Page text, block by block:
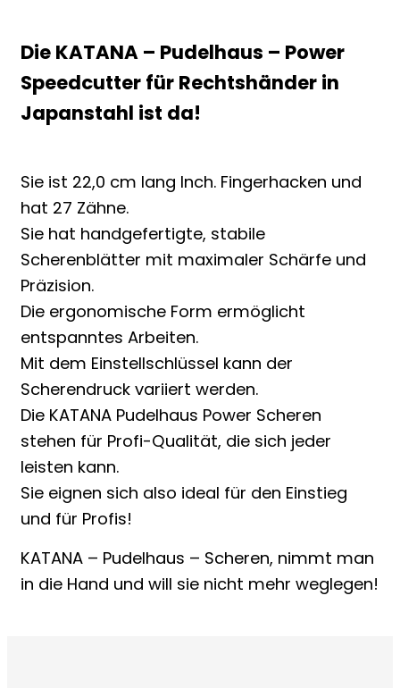
Die KATANA – Pudelhaus – Power
Speedcutter für Rechtshänder in
Japanstahl ist da!
Sie ist 22,0 cm lang Inch. Fingerhacken und
hat 27 Zähne.
Sie hat handgefertigte, stabile
Scherenblätter mit maximaler Schärfe und
Präzision.
Die ergonomische Form ermöglicht
entspanntes Arbeiten.
Mit dem Einstellschlüssel kann der
Scherendruck variiert werden.
Die KATANA Pudelhaus Power Scheren
stehen für Profi-Qualität, die sich jeder
leisten kann.
Sie eignen sich also ideal für den Einstieg
und für Profis!
KATANA – Pudelhaus – Scheren, nimmt man
in die Hand und will sie nicht mehr weglegen!